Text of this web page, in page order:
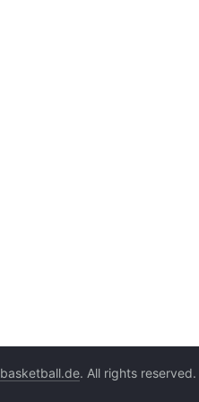
basketball.de. All rights reserved.